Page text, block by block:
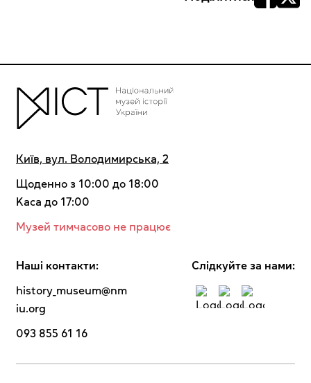
Київ, вул. Володимирська, 2
Щоденно з 10:00 до 18:00
Kaca до 17:00
Музей тимчасово не працює
Наші контакти:
history_museum@nm
iu.org
093 855 61 16
Cлідкуйте за нами: